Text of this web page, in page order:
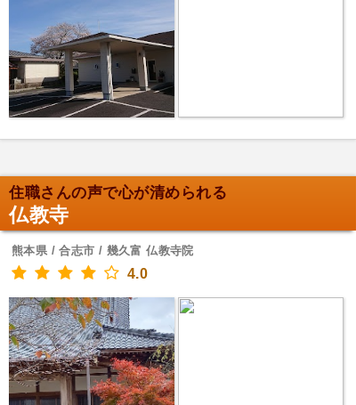
住職さんの声で心が清められる
仏教寺
熊本県 / 合志市 / 幾久富 仏教寺院
4.0